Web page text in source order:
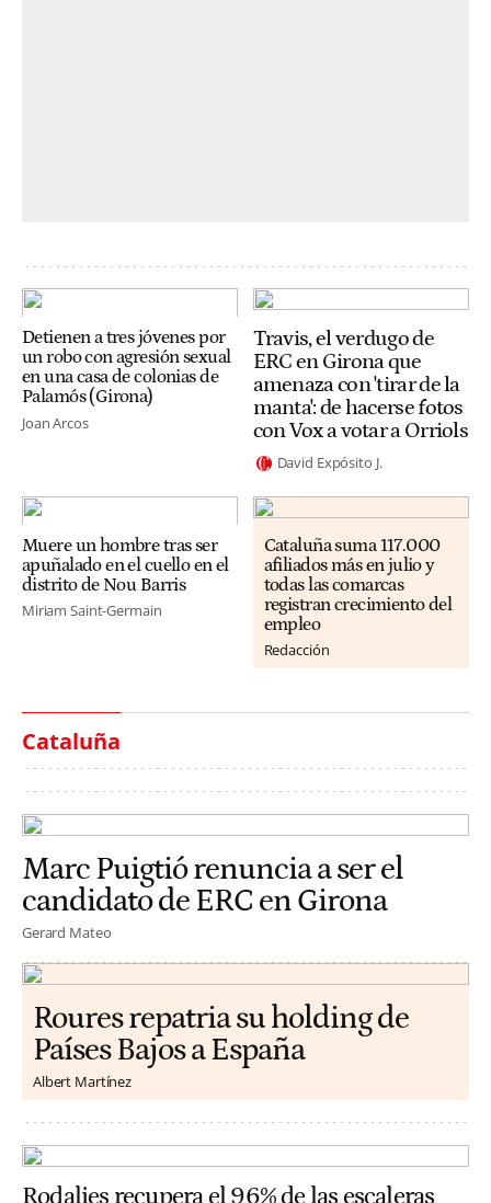
Detienen a tres jóvenes por
un robo con agresión sexual
en una casa de colonias de
Palamós (Girona)
Joan Arcos
Travis, el verdugo de
ERC en Girona que
amenaza con 'tirar de la
manta': de hacerse fotos
con Vox a votar a Orriols
David Expósito J.
Muere un hombre tras ser
apuñalado en el cuello en el
distrito de Nou Barris
Miriam Saint-Germain
Cataluña suma 117.000
afiliados más en julio y
todas las comarcas
registran crecimiento del
empleo
Redacción
Cataluña
Marc Puigtió renuncia a ser el
candidato de ERC en Girona
Gerard Mateo
Roures repatria su holding de
Países Bajos a España
Albert Martínez
Rodalies recupera el 96% de las escaleras